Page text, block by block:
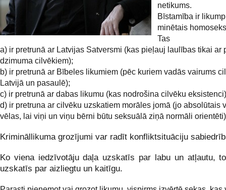
netikums.
Bīstamība ir
minētais
Tas
a) ir pretrunā ar Latvijas Satversmi (kas pieļauj laulības tikai ar
dzimuma cilvēkiem);
b) ir pretrunā ar Bībeles likumiem (pēc kuriem vadās vairums
Latvijā un pasaulē);
c) ir pretrunā ar dabas likumu (kas nodrošina cilvēku
d) ir pretruna ar cilvēku uzskatiem morāles jomā (jo absolūtais
vēlas, lai viņi un viņu bērni būtu seksuālā ziņā normāli
Krimināllikuma grozījumi var radīt konfliktsituāciju
Ko viena iedzīvotāju daļa uzskatīs par labu un atļautu,
uzskatīs par aizliegtu un kaitīgu.